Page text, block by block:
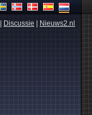
Discussie Nieuws2.nl